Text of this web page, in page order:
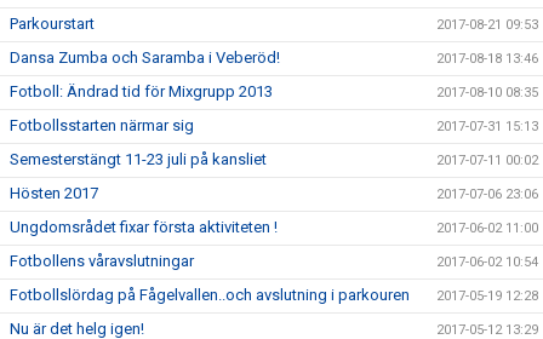
Parkourstart 2017-08-21 09:53
Dansa Zumba och Saramba i Veberöd! 2017-08-18 13:46
Fotboll: Ändrad tid för Mixgrupp 2013 2017-08-10 08:35
Fotbollsstarten närmar sig 2017-07-31 15:13
Semesterstängt 11-23 juli på kansliet 2017-07-11 00:02
Hösten 2017 2017-07-06 23:06
Ungdomsrådet fixar första aktiviteten ! 2017-06-02 11:00
Fotbollens våravslutningar 2017-06-02 10:54
Fotbollslördag på Fågelvallen..och avslutning i parkouren 2017-05-19 12:28
Nu är det helg igen! 2017-05-12 13:29